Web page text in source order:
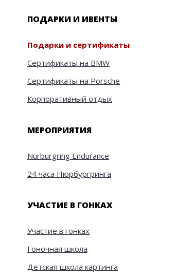
ПОДАРКИ И ИВЕНТЫ
Подарки и сертификаты
Сертификаты на BMW
Сертификаты на Porsche
Корпоративный отдых
МЕРОПРИЯТИЯ
Nürburgring Endurance
24 часа Нюрбургринга
УЧАСТИЕ В ГОНКАХ
Участие в гонках
Гоночная школа
Детская школа картинга